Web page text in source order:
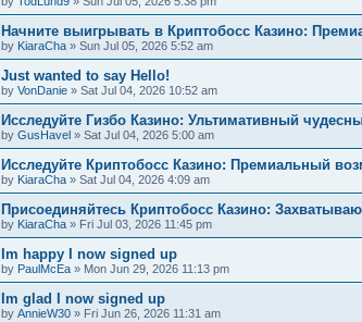
Начните выигрывать в Криптобосс Казино:
by KiaraCha » Sun Jul 05, 2026 5:52 am
Just wanted to say Hello!
by VonDanie » Sat Jul 04, 2026 10:52 am
Исследуйте Гизбо Казино: Ультимативный
by GusHavel » Sat Jul 04, 2026 5:00 am
Исследуйте Криптобосс Казино: Премиальный
by KiaraCha » Sat Jul 04, 2026 4:09 am
Присоединяйтесь Криптобосс Казино:
by KiaraCha » Fri Jul 03, 2026 11:45 pm
Im happy I now signed up
by PaulMcEa » Mon Jun 29, 2026 11:13 pm
Im glad I now signed up
by AnnieW30 » Fri Jun 26, 2026 11:31 am